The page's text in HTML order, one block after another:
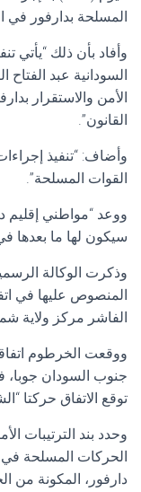
المسلحة بدارفور في
وأفاد بأن ذلك “يأتي
السودانية عبد الفتاح
الأمن والاستقرار
القانون”.
وأضاف: “تنفيذ
القوات المسلحة”.
ووعد “مواطني إقليم
سيكون لها ما بعدها في
وذكرت الوكالة
المنصوص عليها في
الفاشر مركز ولاية
ووقعت الخرطوم
توقع الاتفاق حركتا
الحركات المسلحة
دارفور، المكونة من